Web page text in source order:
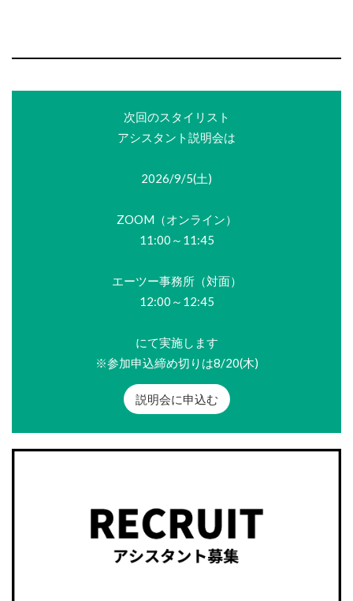
次回のスタイリスト
アシスタント説明会は
2026/9/5(土)
ZOOM（オンライン）
11:00～11:45
エーツー事務所（対面）
12:00～12:45
にて実施します
※参加申込締め切りは8/20(木)
説明会に申込む